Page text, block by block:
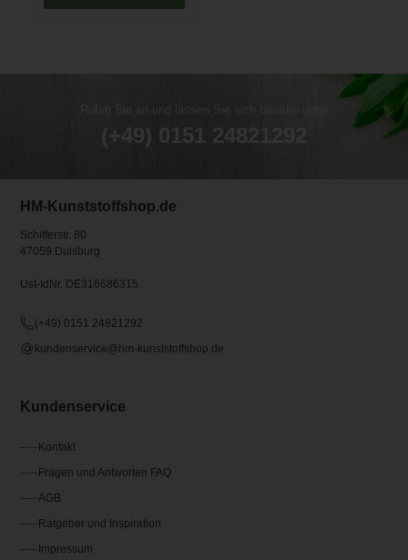
Rufen Sie an und lassen Sie sich beraten unter
(+49) 0151 24821292
HM-Kunststoffshop.de
Schifferstr. 80
47059 Duisburg
Ust-IdNr. DE316686315
(+49) 0151 24821292
kundenservice@hm-kunststoffshop.de
Kundenservice
Kontakt
Fragen und Antworten FAQ
AGB
Ratgeber und Inspiration
Impressum